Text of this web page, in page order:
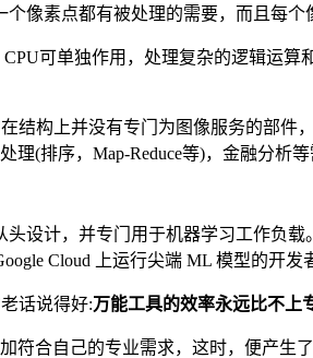
像素点都有被处理的需要，而且每
CPU可单独作用，处理复杂的逻辑运算
结构上并没有专门为图像服务的部
(排序，Map-Reduce等)，金融分析
头设计，并专门用于机器学习工作负
Cloud 上运行尖端 ML 模型的开发
话说得好:万能工具的效率永远比不上
符合自己的专业需求，这时，便产生了